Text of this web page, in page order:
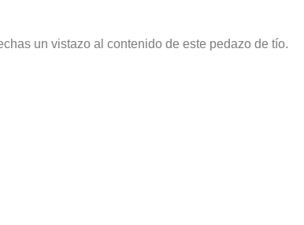
un vistazo al contenido de este pedazo de tío.